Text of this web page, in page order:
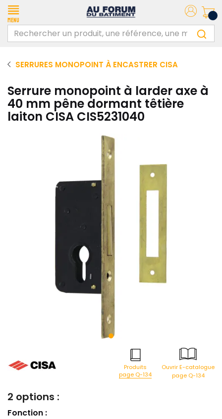
Menu
SERRURES MONOPOINT À ENCASTRER CISA
Serrure monopoint à larder axe à
40 mm pêne dormant têtière
laiton CISA CIS5231040
Produits
page Q-134
Ouvrir E-catalogue
page Q-134
2 options :
Fonction :